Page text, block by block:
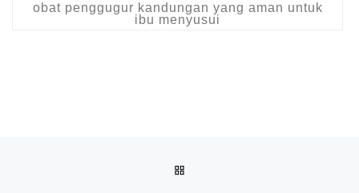
obat penggugur kandungan yang aman untuk
ibu menyusui